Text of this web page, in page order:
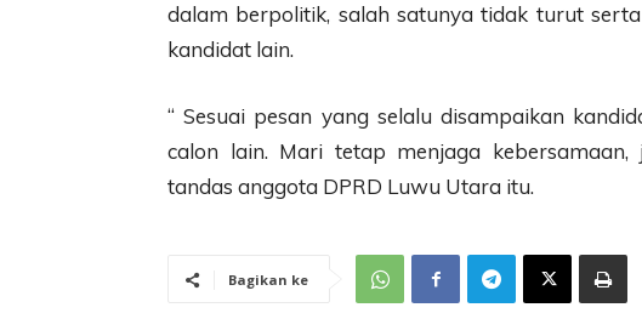
dalam berpolitik, salah satunya tidak turut
kandidat lain.
“ Sesuai pesan yang selalu disampaikan
calon lain. Mari tetap menjaga kebersamaan,
tandas anggota DPRD Luwu Utara itu.
Bagikan ke